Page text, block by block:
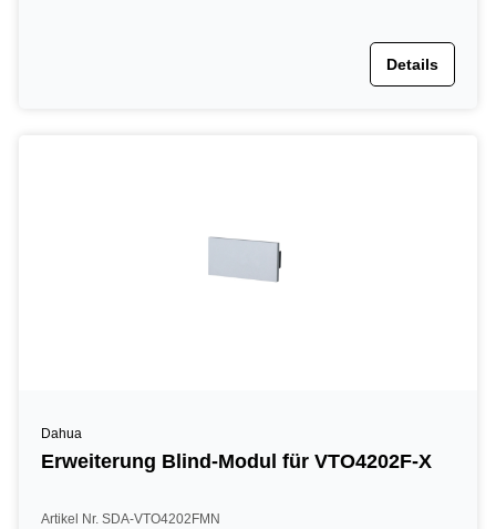
Details
Dahua
Erweiterung Blind-Modul für VTO4202F-X
Artikel Nr. SDA-VTO4202FMN